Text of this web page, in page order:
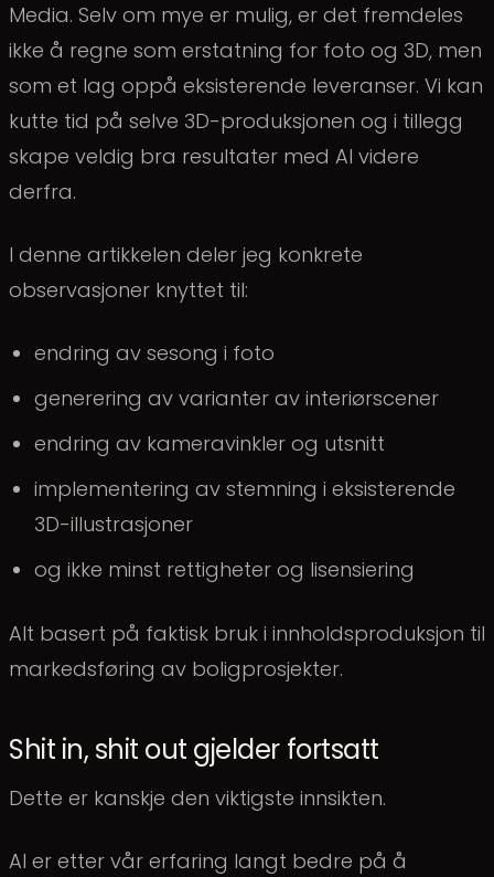
Media. Selv om mye er mulig, er det fremdeles
ikke å regne som erstatning for foto og 3D, men
som et lag oppå eksisterende leveranser. Vi kan
kutte tid på selve 3D-produksjonen og i tillegg
skape veldig bra resultater med AI videre
derfra.
I denne artikkelen deler jeg konkrete
observasjoner knyttet til:
endring av sesong i foto
generering av varianter av interiørscener
endring av kameravinkler og utsnitt
implementering av stemning i eksisterende
3D-illustrasjoner
og ikke minst rettigheter og lisensiering
Alt basert på faktisk bruk i innholdsproduksjon til
markedsføring av boligprosjekter.
Shit in, shit out gjelder fortsatt
Dette er kanskje den viktigste innsikten.
AI er etter vår erfaring langt bedre på å